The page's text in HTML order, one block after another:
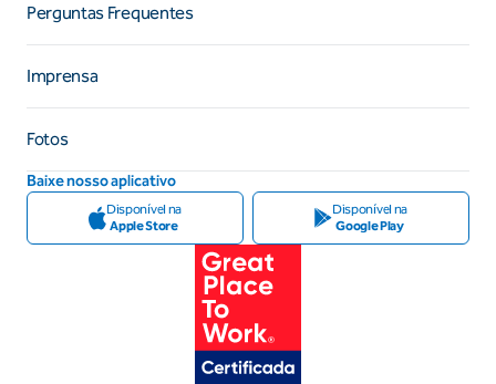
Perguntas Frequentes
Imprensa
Fotos
Baixe nosso aplicativo
Disponível na
Apple Store
Disponível na
Google Play